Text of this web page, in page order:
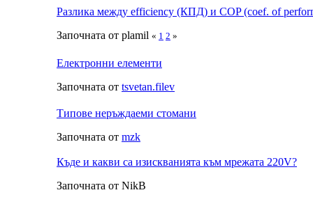
Разлика между efficiency (КПД) и COP (coef. of
Започната от plamil « 1 2 »
Електронни елементи
Започната от tsvetan.filev
Типове неръждаеми стомани
Започната от mzk
Къде и какви са изискванията към мрежата 220V?
Започната от NikB